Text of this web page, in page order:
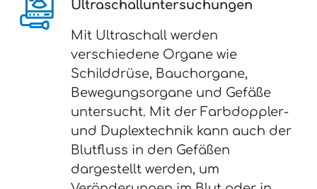
Ultraschalluntersuchungen
Mit Ultraschall werden
verschiedene Organe wie
Schilddrüse, Bauchorgane,
Bewegungsorgane und Gefäße
untersucht. Mit der Farbdoppler-
und Duplextechnik kann auch der
Blutfluss in den Gefäßen
dargestellt werden, um